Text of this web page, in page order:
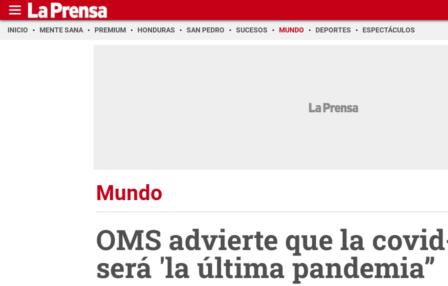
INICIO MENTE SANA PREMIUM HONDURAS SAN PEDRO SUCESOS MUNDO DEPORTES ESPECTÁCULOS
Mundo
OMS advierte que la
será 'la última pandemia”